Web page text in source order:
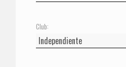
Club: